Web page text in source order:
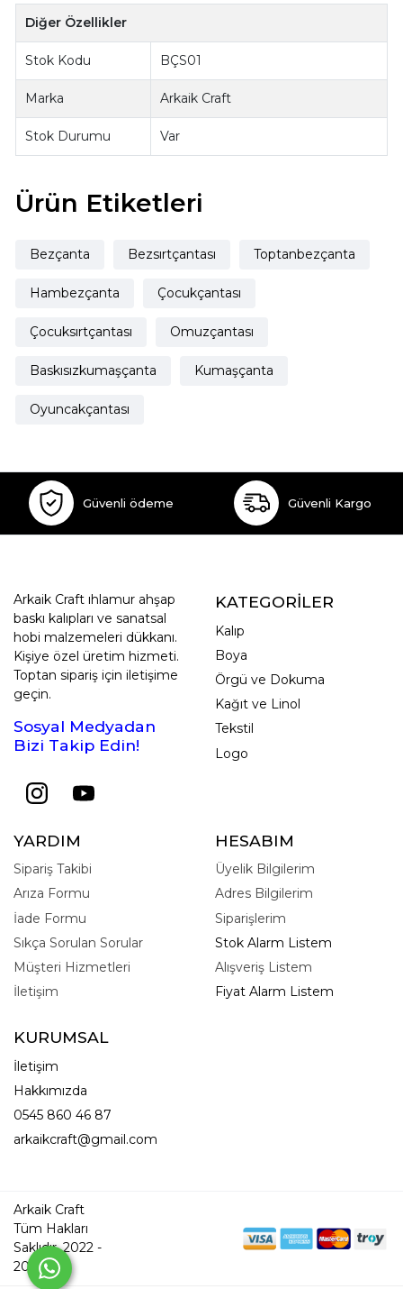
Diğer Özellikler
Stok Kodu BÇS01
Marka Arkaik Craft
Stok Durumu Var
Ürün Etiketleri
Bezçanta Bezsırtçantası Toptanbezçanta
Hambezçanta Çocukçantası
Çocuksırtçantası Omuzçantası
Baskısızkumaşçanta Kumaşçanta
Oyuncakçantası
Güvenli ödeme Güvenli Kargo
Arkaik Craft ıhlamur ahşap
baskı kalıpları ve sanatsal
hobi malzemeleri dükkanı.
Kişiye özel üretim hizmeti.
Toptan sipariş için iletişime
geçin.
Sosyal Medyadan
Bizi Takip Edin!
KATEGORİLER
Kalıp
Boya
Örgü ve Dokuma
Kağıt ve Linol
Tekstil
Logo
YARDIM
Sipariş Takibi
Arıza Formu
İade Formu
Sıkça Sorulan Sorular
Müşteri Hizmetleri
İletişim
HESABIM
Üyelik Bilgilerim
Adres Bilgilerim
Siparişlerim
Stok Alarm Listem
Alışveriş Listem
Fiyat Alarm Listem
KURUMSAL
İletişim
Hakkımızda
0545 860 46 87
arkaikcraft@gmail.com
Arkaik Craft
Tüm Hakları
Saklıdır. 2022 -
2026